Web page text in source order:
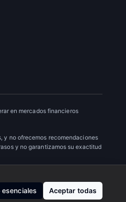
en mercados financieros
y no ofrecemos recomendaciones
y no garantizamos su exactitud
Nosotros Privacidad· Contacto
esenciales Aceptar todas